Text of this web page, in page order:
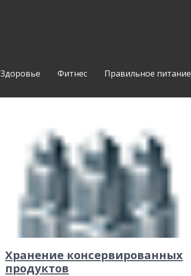
Здоровье Фитнес Правильное питание
Хранение консервированных
продуктов